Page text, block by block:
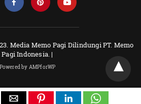
Media Memo Pagi Dilindungi PT. Memo
Pagi Indonesia. |
Powered by AMPforWP